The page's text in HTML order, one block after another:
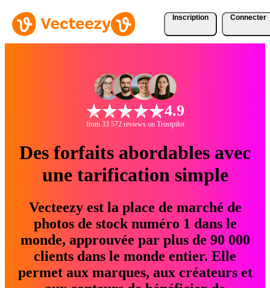
Inscription Connecter
4.9
from 33 572 reviews on Trustpilot
Des forfaits abordables avec
une tarification simple
Vecteezy est la place de marché de
photos de stock numéro 1 dans le
monde, approuvée par plus de 90 000
clients dans le monde entier. Elle
permet aux marques, aux créateurs et